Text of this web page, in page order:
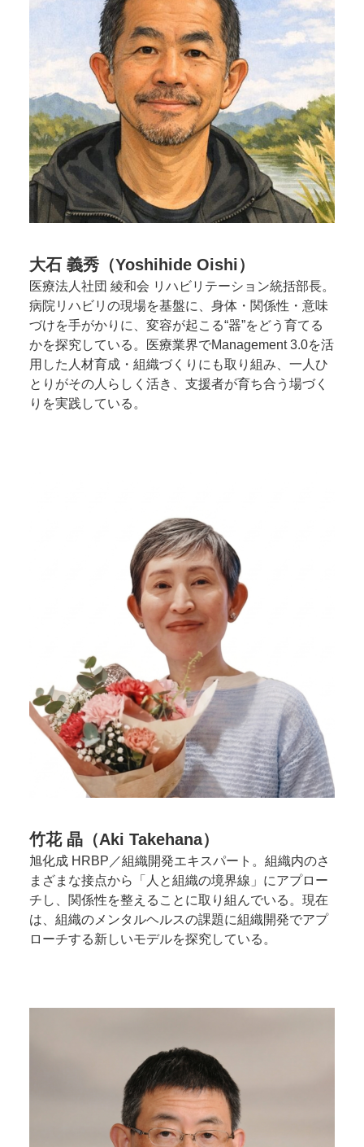
大石 義秀（Yoshihide Oishi）
医療法人社団 綾和会 リハビリテーション統括部長。
病院リハビリの現場を基盤に、身体・関係性・意味
づけを手がかりに、変容が起こる“器”をどう育てる
かを探究している。医療業界でManagement 3.0を活
用した人材育成・組織づくりにも取り組み、一人ひ
とりがその人らしく活き、支援者が育ち合う場づく
りを実践している。
竹花 晶（Aki Takehana）
旭化成 HRBP／組織開発エキスパート。組織内のさ
まざまな接点から「人と組織の境界線」にアプロー
チし、関係性を整えることに取り組んでいる。現在
は、組織のメンタルヘルスの課題に組織開発でアプ
ローチする新しいモデルを探究している。